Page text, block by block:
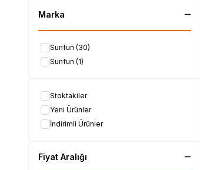
Pet Shop
Bahçe Ekipmanları
Solar Aydınlatma(23)
Marka
Sunfun (30)
Sunfun (1)
Stoktakiler
Yeni Ürünler
İndirimli Ürünler
Fiyat Aralığı